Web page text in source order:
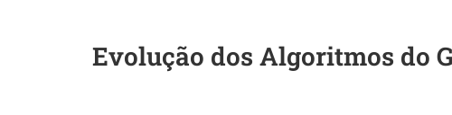
Evolução dos Algoritmos do